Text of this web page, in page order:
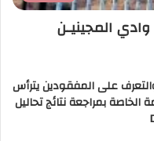
المجينيـن
على المفقودين يترأس
الخاصة بمراجعة نتائج تحاليل